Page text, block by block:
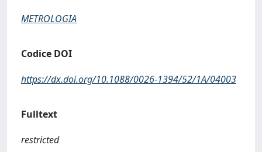
METROLOGIA
Codice DOI
https://dx.doi.org/10.1088/0026-1394/52/1A/04003
Fulltext
restricted